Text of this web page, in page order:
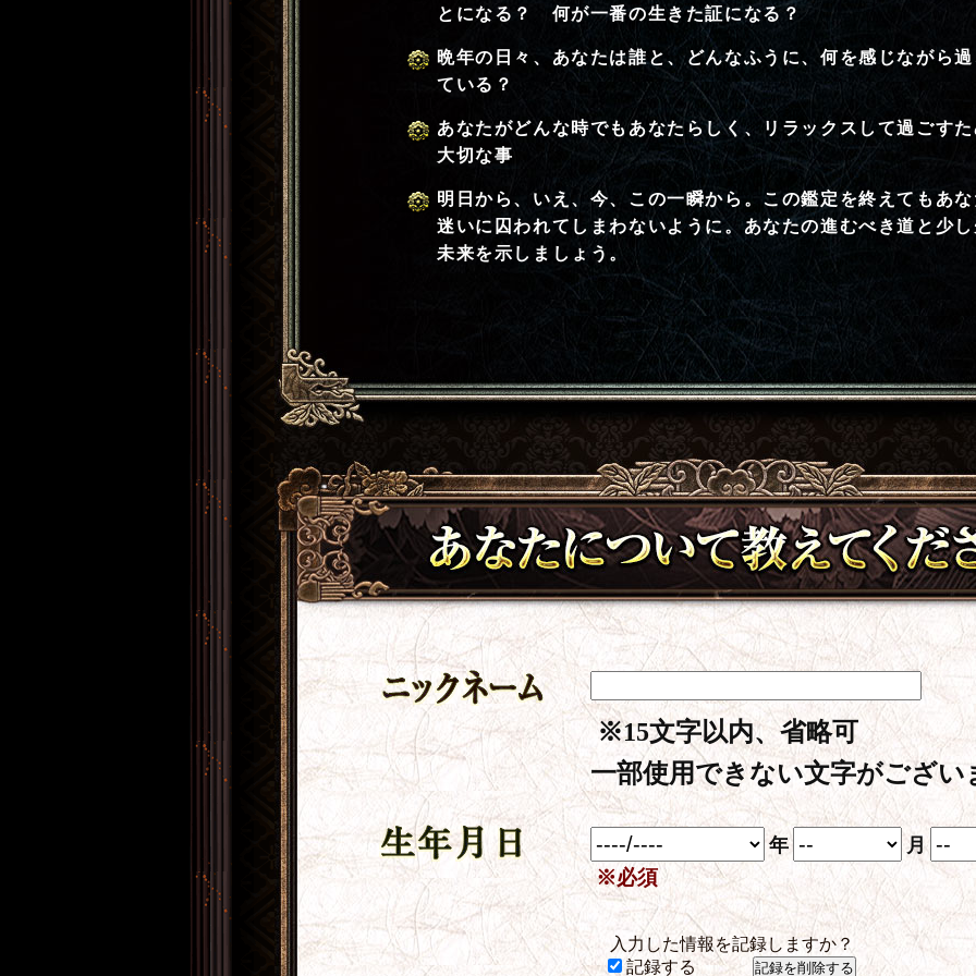
とになる？ 何が一番の生きた証になる？
晩年の日々、あなたは誰と、どんなふうに、何を感じながら
ている？
あなたがどんな時でもあなたらしく、リラックスして過ごす
大切な事
明日から、いえ、今、この一瞬から。この鑑定を終えてもあ
迷いに囚われてしまわないように。あなたの進むべき道と少
未来を示しましょう。
あなたについて教えてください
ニックネーム
※15文字以内、省略可
一部使用できない文字がござい
生年月日
年
月
※必須
入力した情報を記録しますか？
記録する